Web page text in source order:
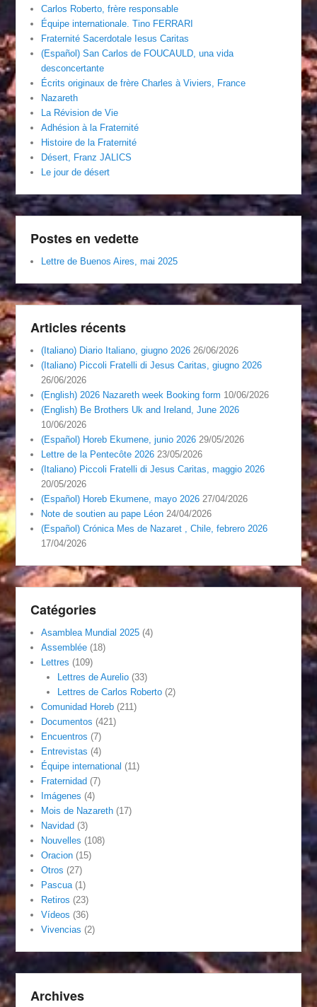
Carlos Roberto, frère responsable
Équipe internationale. Tino FERRARI
Fraternité Sacerdotale Iesus Caritas
(Español) San Carlos de FOUCAULD, una vida
desconcertante
Écrits originaux de frère Charles à Viviers, France
Nazareth
La Révision de Vie
Adhésion à la Fraternité
Histoire de la Fraternité
Désert, Franz JALICS
Le jour de désert
Postes en vedette
Lettre de Buenos Aires, mai 2025
Articles récents
(Italiano) Diario Italiano, giugno 2026 26/06/2026
(Italiano) Piccoli Fratelli di Jesus Caritas, giugno 2026
26/06/2026
(English) 2026 Nazareth week Booking form 10/06/2026
(English) Be Brothers Uk and Ireland, June 2026
10/06/2026
(Español) Horeb Ekumene, junio 2026 29/05/2026
Lettre de la Pentecôte 2026 23/05/2026
(Italiano) Piccoli Fratelli di Jesus Caritas, maggio 2026
20/05/2026
(Español) Horeb Ekumene, mayo 2026 27/04/2026
Note de soutien au pape Léon 24/04/2026
(Español) Crónica Mes de Nazaret , Chile, febrero 2026
17/04/2026
Catégories
Asamblea Mundial 2025 (4)
Assemblée (18)
Lettres (109)
Lettres de Aurelio(33)
Lettres de Carlos Roberto(2)
Comunidad Horeb (211)
Documentos (421)
Encuentros (7)
Entrevistas (4)
Équipe international (11)
Fraternidad (7)
Imágenes (4)
Mois de Nazareth (17)
Navidad (3)
Nouvelles (108)
Oracion (15)
Otros (27)
Pascua (1)
Retiros (23)
Vídeos (36)
Vivencias (2)
Archives